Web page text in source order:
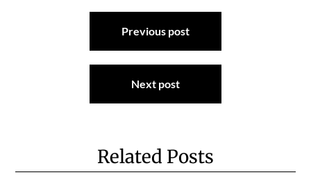
Navegación
entradas
Previous post
Next post
Related Posts